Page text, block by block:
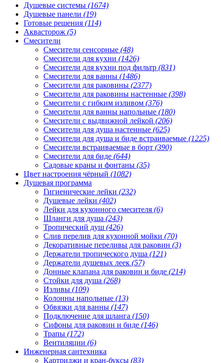
Душевые системы (1674)
Душевые панели (19)
Готовые решения (114)
Аквасторож (5)
Смесители
Смесители сенсорные (48)
Смесители для кухни (1426)
Смесители для кухни под фильтр (831)
Смесители для ванны (1486)
Смесители для раковины (2377)
Смесители для раковины настенные (398)
Смесители с гибким изливом (376)
Смесители для ванны напольные (180)
Смесители с выдвижной лейкой (206)
Смесители для душа настенные (625)
Смесители для душа и биде встраиваемые (1225)
Смесители встраиваемые в борт (390)
Смесители для биде (644)
Садовые краны и фонтаны (35)
Цвет настроения чёрный (1082)
Душевая программа
Гигиенические лейки (232)
Душевые лейки (402)
Лейки для кухонного смесителя (6)
Шланги для душа (243)
Тропический душ (426)
Слив перелив для кухонной мойки (70)
Декоративные переливы для раковин (3)
Держатели тропического душа (121)
Держатели душевых леек (57)
Донные клапана для раковин и биде (214)
Стойки для душа (268)
Изливы (109)
Колонны напольные (13)
Обвязки для ванны (147)
Подключение для шланга (150)
Сифоны для раковин и биде (146)
Трапы (172)
Вентиляции (6)
Инженерная сантехника
Картриджи и кран-буксы (83)